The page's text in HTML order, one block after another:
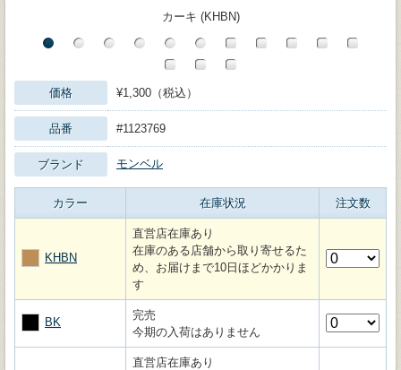
カーキ (KHBN)
価格 ¥1,300（税込）
品番 #1123769
ブランド モンベル
カラー 在庫状況 注文数
KHBN
直営店在庫あり
在庫のある店舗から取り寄せるた
め、お届けまで10日ほどかかりま
す
BK
完売
今期の入荷はありません
直営店在庫あり